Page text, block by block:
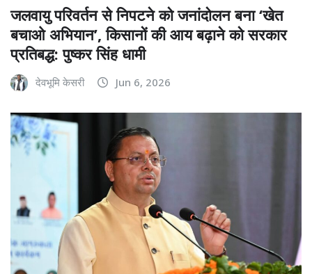
जलवायु परिवर्तन से निपटने को जनांदोलन बना ‘खेत
बचाओ अभियान’, किसानों की आय बढ़ाने को सरकार
प्रतिबद्ध: पुष्कर सिंह धामी
देवभूमि केसरी Jun 6, 2026